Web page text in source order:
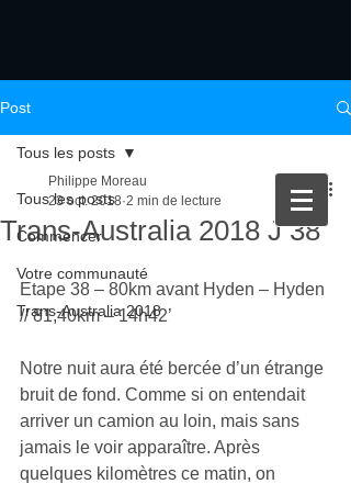
Post
Tous les posts
Commencer
Votre communauté
Trans-Australia 2018
Tous les posts
Trans-Australia 2018 J 38
Philippe Moreau
23 oct. 2018 2 min de lecture
Etape 38 – 80km avant Hyden – Hyden
// 81,40km – 14h42’
Notre nuit aura été bercée d’un étrange
bruit de fond. Comme si on entendait
arriver un camion au loin, mais sans
jamais le voir apparaître. Après
quelques kilomètres ce matin, on